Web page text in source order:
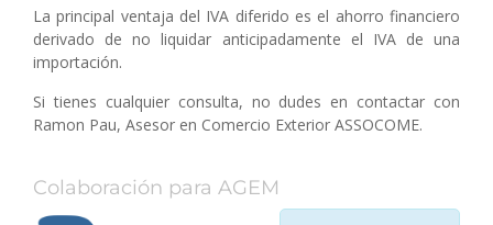
La principal ventaja del IVA diferido es el ahorro financiero
derivado de no liquidar anticipadamente el IVA de una
importación.
Si tienes cualquier consulta, no dudes en contactar con
Ramon Pau, Asesor en Comercio Exterior ASSOCOME.
Colaboración para AGEM